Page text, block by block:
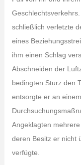
schließlich verletzte
eines
ihm einen Schlag
Abschneiden der
bedingten Sturz den
entsorgte er an
Angeklagten
deren Besitz er nicht
verfügte.